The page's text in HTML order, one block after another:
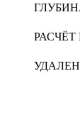
РАСЧЁТ